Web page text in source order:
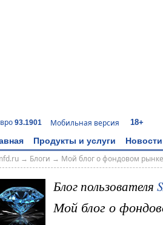
93.1901 Мобильная версия 18+
Продукты и услуги Новости
→ Блоги → Мой блог о фондовом рынке
Блог пользователя
Мой блог о